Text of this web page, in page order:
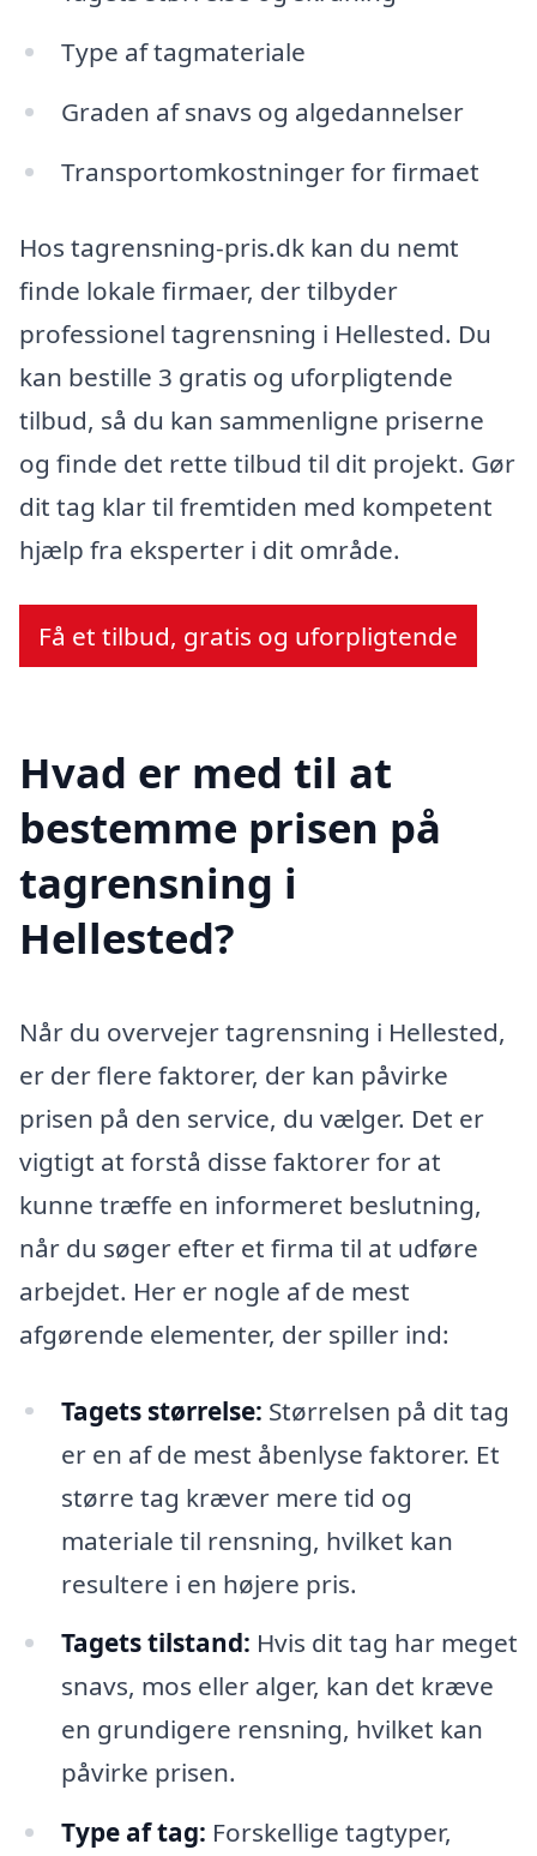
Type af tagmateriale
Graden af snavs og algedannelser
Transportomkostninger for firmaet
Hos tagrensning-pris.dk kan du nemt
finde lokale firmaer, der tilbyder
professionel tagrensning i Hellested. Du
kan bestille 3 gratis og uforpligtende
tilbud, så du kan sammenligne priserne
og finde det rette tilbud til dit projekt. Gør
dit tag klar til fremtiden med kompetent
hjælp fra eksperter i dit område.
Få et tilbud, gratis og uforpligtende
Hvad er med til at
bestemme prisen på
tagrensning i
Hellested?
Når du overvejer tagrensning i Hellested,
er der flere faktorer, der kan påvirke
prisen på den service, du vælger. Det er
vigtigt at forstå disse faktorer for at
kunne træffe en informeret beslutning,
når du søger efter et firma til at udføre
arbejdet. Her er nogle af de mest
afgørende elementer, der spiller ind:
Tagets størrelse: Størrelsen på dit tag
er en af de mest åbenlyse faktorer. Et
større tag kræver mere tid og
materiale til rensning, hvilket kan
resultere i en højere pris.
Tagets tilstand: Hvis dit tag har meget
snavs, mos eller alger, kan det kræve
en grundigere rensning, hvilket kan
påvirke prisen.
Type af tag: Forskellige tagtyper,